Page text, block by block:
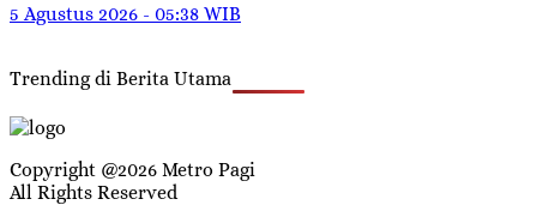
5 Agustus 2026 - 05:38 WIB
Trending di Berita Utama
Copyright @2026 Metro Pagi
All Rights Reserved